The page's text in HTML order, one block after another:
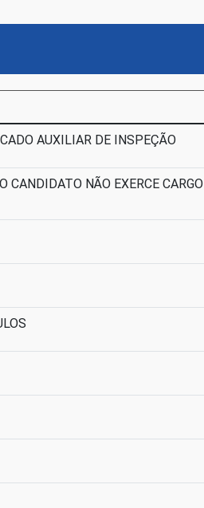
AUXILIAR DE INSPEÇÃO
NÃO EXERCE CARGO